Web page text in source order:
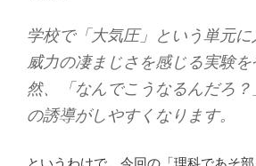
学校で「大気圧」という単元
威力の凄まじさを感じる実験
然、「なんでこうなるんだろ
の誘導がしやすくなります。